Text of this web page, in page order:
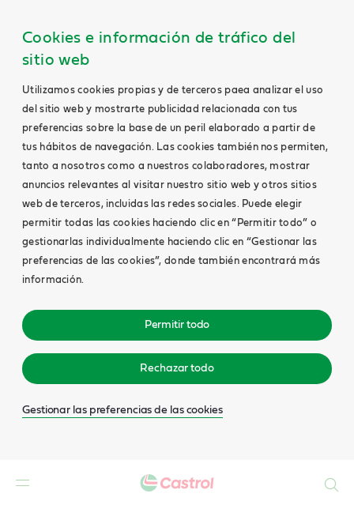
Cookies e información de tráfico del
sitio web
Utilizamos cookies propias y de terceros paea analizar el uso
del sitio web y mostrarte publicidad relacionada con tus
preferencias sobre la base de un peril elaborado a partir de
tus hábitos de navegación. Las cookies también nos permiten,
tanto a nosotros como a nuestros colaboradores, mostrar
anuncios relevantes al visitar nuestro sitio web y otros sitios
web de terceros, incluidas las redes sociales. Puede elegir
permitir todas las cookies haciendo clic en “Permitir todo” o
gestionarlas individualmente haciendo clic en “Gestionar las
preferencias de las cookies”, donde también encontrará más
información.
Permitir todo
Rechazar todo
Gestionar las preferencias de las cookies